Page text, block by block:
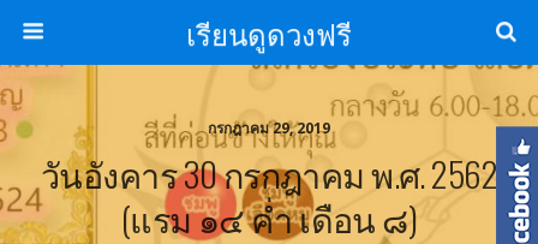
เรียนดูดวงฟรี
กรกฎาคม 29, 2019
วันอังคาร 30 กรกฎาคม พ.ศ. 2562
(แรม ๑๔ ค่ำ เดือน ๘)